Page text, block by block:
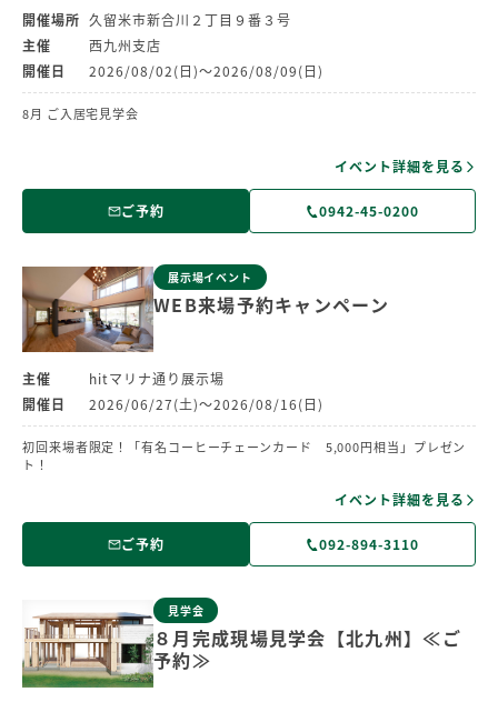
開催場所 久留米市新合川２丁目９番３号
主催
西九州支店
開催日
2026/08/02(日)～2026/08/09(日)
8月 ご入居宅見学会
イベント詳細を見る
ご予約 0942-45-0200
展示場イベント
WEB来場予約キャンペーン
主催
hitマリナ通り展示場
開催日
2026/06/27(土)～2026/08/16(日)
初回来場者限定！「有名コーヒーチェーンカード 5,000円相当」プレゼン
ト！
イベント詳細を見る
ご予約 092-894-3110
見学会
８月完成現場見学会【北九州】≪ご
予約≫